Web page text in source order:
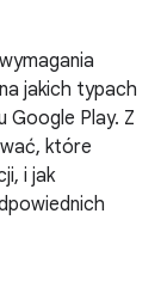
jakich typach
Google Play. Z
które
i jak